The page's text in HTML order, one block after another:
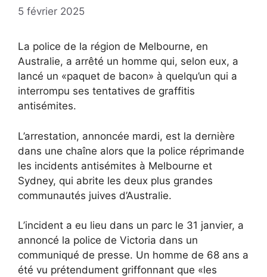
5 février 2025
La police de la région de Melbourne, en
Australie, a arrêté un homme qui, selon eux, a
lancé un «paquet de bacon» à quelqu’un qui a
interrompu ses tentatives de graffitis
antisémites.
L’arrestation, annoncée mardi, est la dernière
dans une chaîne alors que la police réprimande
les incidents antisémites à Melbourne et
Sydney, qui abrite les deux plus grandes
communautés juives d’Australie.
L’incident a eu lieu dans un parc le 31 janvier, a
annoncé la police de Victoria dans un
communiqué de presse. Un homme de 68 ans a
été vu prétendument griffonnant que «les